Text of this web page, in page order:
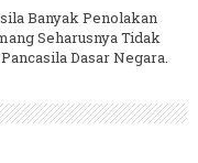
Banyak Penolakan
Seharusnya Tidak
Dasar Negara.